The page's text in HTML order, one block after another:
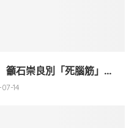
石崇良別「死腦筋」...
14